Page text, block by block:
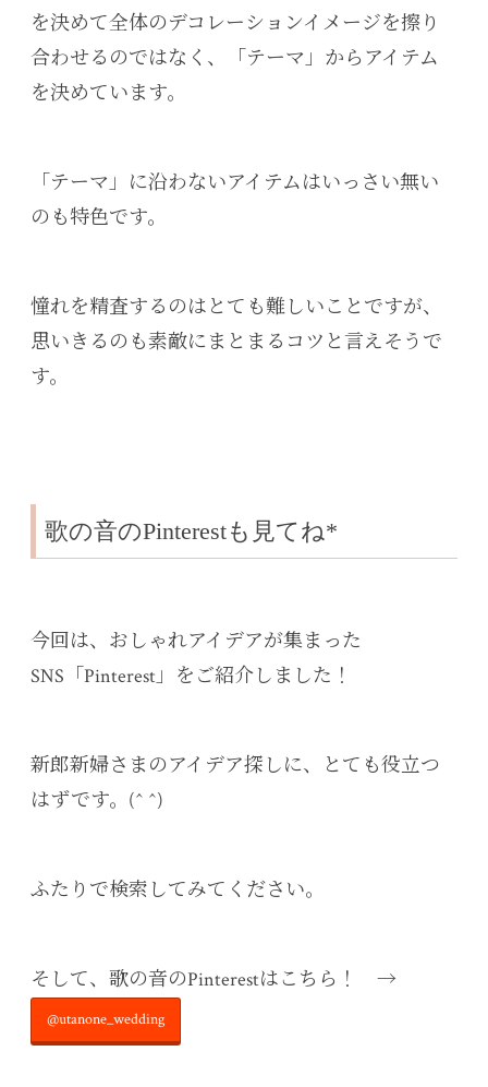
を決めて全体のデコレーションイメージを擦り
合わせるのではなく、「テーマ」からアイテム
を決めています。
「テーマ」に沿わないアイテムはいっさい無い
のも特色です。
憧れを精査するのはとても難しいことですが、
思いきるのも素敵にまとまるコツと言えそうで
す。
歌の音のPinterestも見てね*
今回は、おしゃれアイデアが集まった
SNS「Pinterest」をご紹介しました！
新郎新婦さまのアイデア探しに、とても役立つ
はずです。(^ ^)
ふたりで検索してみてください。
そして、歌の音のPinterestはこちら！ →
@utanone_wedding